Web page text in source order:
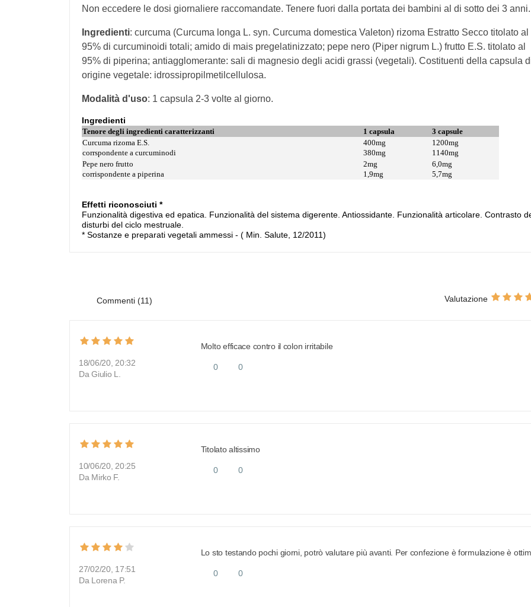
Non eccedere le dosi giornaliere raccomandate. Tenere fuori dalla portata dei bambini al di sotto dei 3 anni.
Ingredienti: curcuma (Curcuma longa L. syn. Curcuma domestica Valeton) rizoma Estratto Secco titolato al
95% di curcuminoidi totali; amido di mais pregelatinizzato; pepe nero (Piper nigrum L.) frutto E.S. titolato al
95% di piperina; antiagglomerante: sali di magnesio degli acidi grassi (vegetali). Costituenti della capsula
origine vegetale: idrossipropilmetilcellulosa.
Modalità d'uso: 1 capsula 2-3 volte al giorno.
Ingredienti
Tenore degli ingredienti caratterizzanti 1 capsula
3 capsule
Curcuma rizoma E.S.
corrspondente a curcuminodi
400mg
380mg
1200mg
1140mg
Pepe nero frutto
corrispondente a piperina
2mg
1,9mg
6,0mg
5,7mg
Effetti riconosciuti *
Funzionalità digestiva ed epatica. Funzionalità del sistema digerente. Antiossidante. Funzionalità articolare. Contrasto
disturbi del ciclo mestruale.
* Sostanze e preparati vegetali ammessi - ( Min. Salute, 12/2011)
Commenti (11) Valutazione
18/06/20, 20:32
Da Giulio L.
Molto efficace contro il colon irritabile
0 0
10/06/20, 20:25
Da Mirko F.
Titolato altissimo
0 0
27/02/20, 17:51
Da Lorena P.
Lo sto testando pochi giorni, potrò valutare più avanti. Per confezione è formulazione è
0 0